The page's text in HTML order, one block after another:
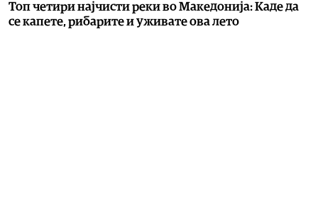
Топ четири најчисти реки во Македонија: Каде да
се капете, рибарите и уживате ова лето